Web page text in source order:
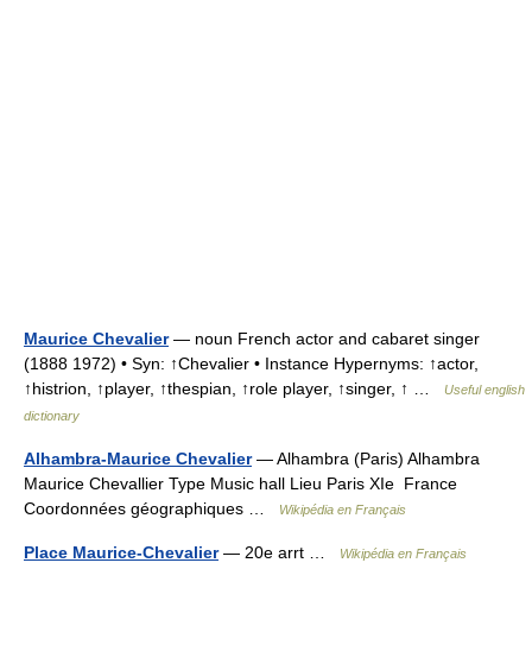
Maurice Chevalier— noun French actor and cabaret singer
(1888 1972) • Syn: ↑Chevalier • Instance Hypernyms: ↑actor,
↑histrion, ↑player, ↑thespian, ↑role player, ↑singer, ↑ …
Useful english
dictionary
Alhambra-Maurice Chevalier— Alhambra (Paris) Alhambra
Maurice Chevallier Type Music hall Lieu Paris XIe France
Coordonnées géographiques …
Wikipédia en Français
Place Maurice-Chevalier— 20e arrt … Wikipédia en Français